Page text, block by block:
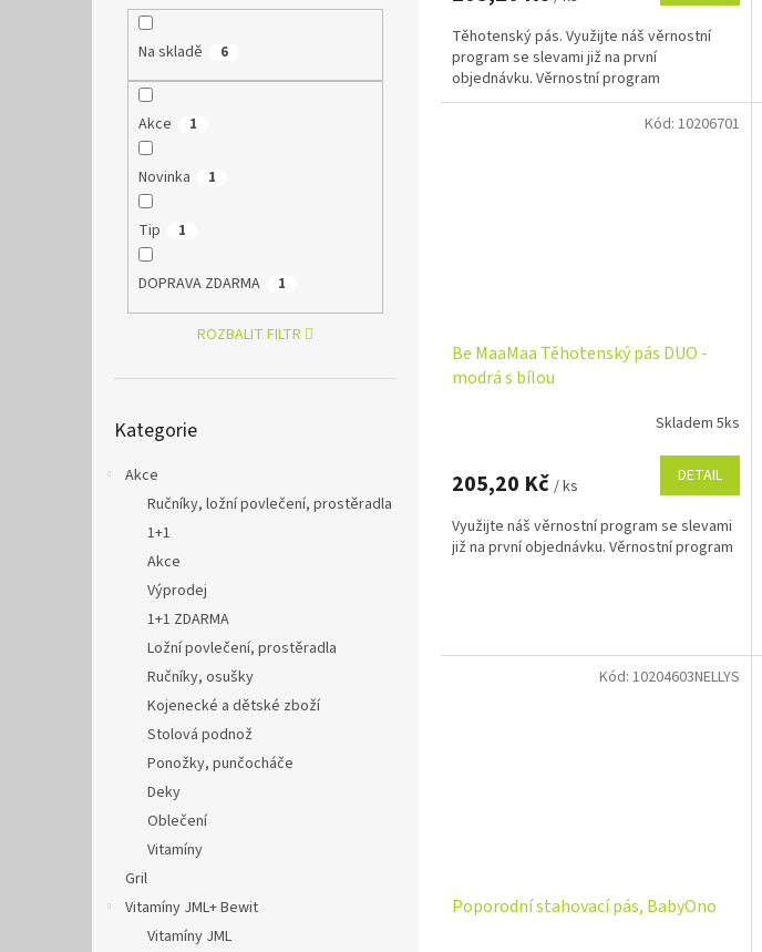
Na skladě 6
Akce 1
Novinka 1
Tip 1
DOPRAVA ZDARMA 1
ROZBALIT FILTR
kategorie
Kategorie
Akce
Ručníky, ložní povlečení, prostěradla
1+1
Akce
Výprodej
1+1 ZDARMA
Ložní povlečení, prostěradla
Ručníky, osušky
Kojenecké a dětské zboží
Stolová podnož
Ponožky, punčocháče
Deky
Oblečení
Vitamíny
Gril
Vitamíny JML+ Bewit
Vitamíny JML
Těhotenský pás. Využijte náš věrnostní
program se slevami již na první
objednávku. Věrnostní program
Be MaaMaa Těhotenský pás DUO -
modrá s bílou
Skladem 5ks
205,20 Kč / ks DETAIL
Využijte náš věrnostní program se slevami
již na první objednávku. Věrnostní program
Kód: 10206701
Poporodní stahovací pás, BabyOno
Kód: 10204603NELLYS